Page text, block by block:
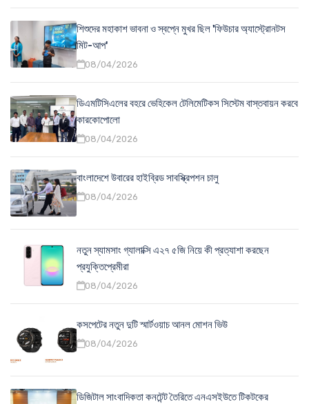
শিশুদের মহাকাশ ভাবনা ও স্বপ্নে মুখর ছিল 'ফিউচার অ্যাস্ট্রোনটস
মিট-আপ'
08/04/2026
ডিএমটিসিএলের বহরে ভেহিকেল টেলিমেটিকস সিস্টেম বাস্তবায়ন করবে
কারকোপোলো
08/04/2026
বাংলাদেশে উবারের হাইব্রিড সাবস্ক্রিপশন চালু
08/04/2026
নতুন স্যামসাং গ্যালাক্সি এ২৭ ৫জি নিয়ে কী প্রত্যাশা করছেন
প্রযুক্তিপ্রেমীরা
08/04/2026
কসপেটের নতুন দুটি স্মার্টওয়াচ আনল মোশন ভিউ
08/04/2026
ডিজিটাল সাংবাদিকতা কনটেন্ট তৈরিতে এনএসইউতে টিকটকের